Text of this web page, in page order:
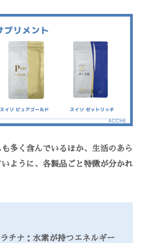
多く含んでいるほか、生活のあら
ように、各製品ごと特徴が分かれ
チナ：水素が持つエネルギー